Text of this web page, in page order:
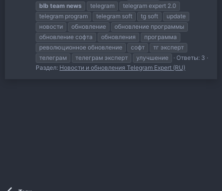
blb team news telegram
telegram expert 2.0
telegram program
telegram soft tg soft
update
новости
обновление
обновление программы
обновление софта
обновления
программа
революционное обновление
софт
тг эксперт
телеграм
телеграм эксперт улучшение
Ответы: 3
Раздел: Новости и обновления Telegram Expert (RU)